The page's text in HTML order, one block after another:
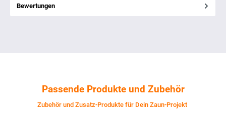
Bewertungen
Passende Produkte und Zubehör
Zubehör und Zusatz-Produkte für Dein Zaun-Projekt